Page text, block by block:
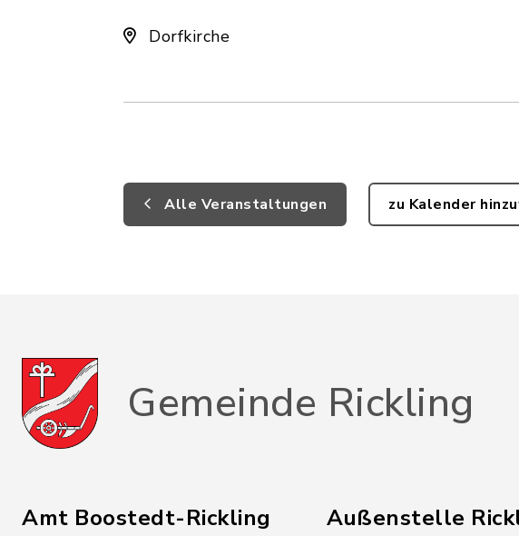
Dorfkirche
Alle Veranstaltungen zu Kalender
Gemeinde Rickling
Amt Boostedt-Rickling Außenstelle